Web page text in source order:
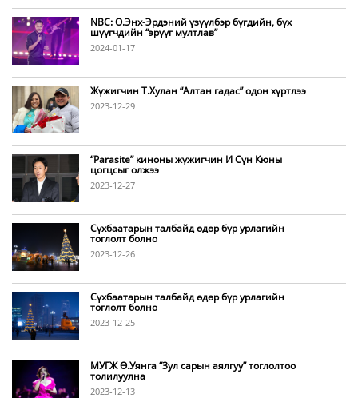
NBC: О.Энх-Эрдэний үзүүлбэр бүгдийн, бүх
шүүгчдийн “эрүүг мултлав”
2024-01-17
Жүжигчин Т.Хулан “Алтан гадас” одон хүртлээ
2023-12-29
“Parasite” киноны жүжигчин И Сүн Кюны
цогцсыг олжээ
2023-12-27
Сүхбаатарын талбайд өдөр бүр урлагийн
тоглолт болно
2023-12-26
Сүхбаатарын талбайд өдөр бүр урлагийн
тоглолт болно
2023-12-25
МУГЖ Ө.Уянга “Зул сарын аялгуу” тоглолтоо
толилуулна
2023-12-13